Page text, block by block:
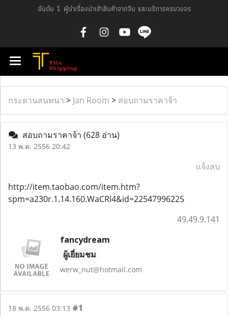
อันดับ 1 ผู้นำเรื่องนำเข้าสินค้าจากจีน และบริการครบวงจร
กระดานสนทนา > Jan Room > สอบถามราคาจ้า
สอบถามราคาจ้า (628 อ่าน)
13 พ.ค. 2556 20:42
แจ้งลบ
http://item.taobao.com/item.htm?
spm=a230r.1.14.160.WaCRl4&id=22547996225
49.49.9.141
fancydream
ผู้เยี่ยมชม
werw_nut@hotmail.com
18 พ.ค. 2556 03:13 #1